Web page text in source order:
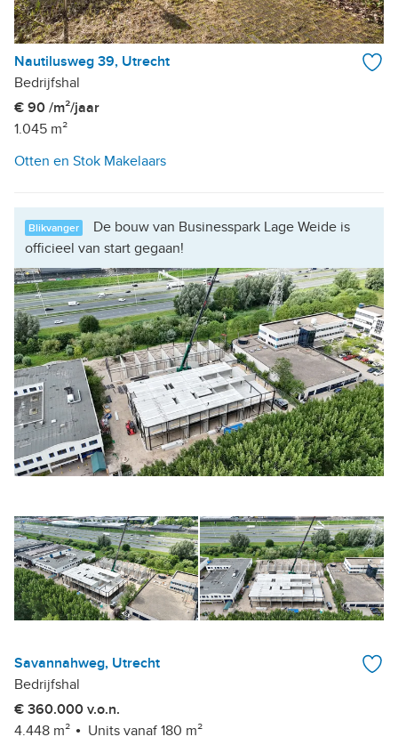
Nautilusweg 39, Utrecht
Bedrijfshal
€ 90 /m²/jaar
1.045 m²
Otten en Stok Makelaars
Blikvanger
De bouw van Businesspark Lage Weide is
officieel van start gegaan!
Savannahweg, Utrecht
Bedrijfshal
€ 360.000 v.o.n.
4.448 m²
Units vanaf 180 m²